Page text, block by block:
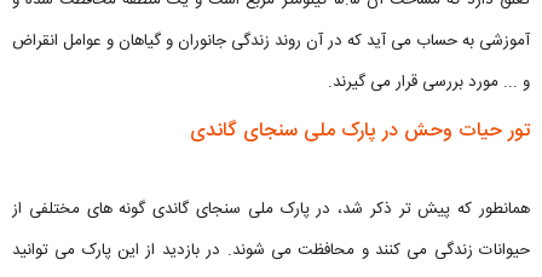
آموزشی به حساب می آید که در آن روند زندگی جانوران و گیاهان و عوامل انقراض
و ... مورد بررسی قرار می گیرند.
تور حیات وحش در پارک ملی سنجای گاندی
همانطور که پیش تر ذکر شد، در پارک ملی سنجای گاندی گونه های مختلفی از
حیوانات زندگی می کنند و محافظت می شوند. در بازدید از این پارک می توانید